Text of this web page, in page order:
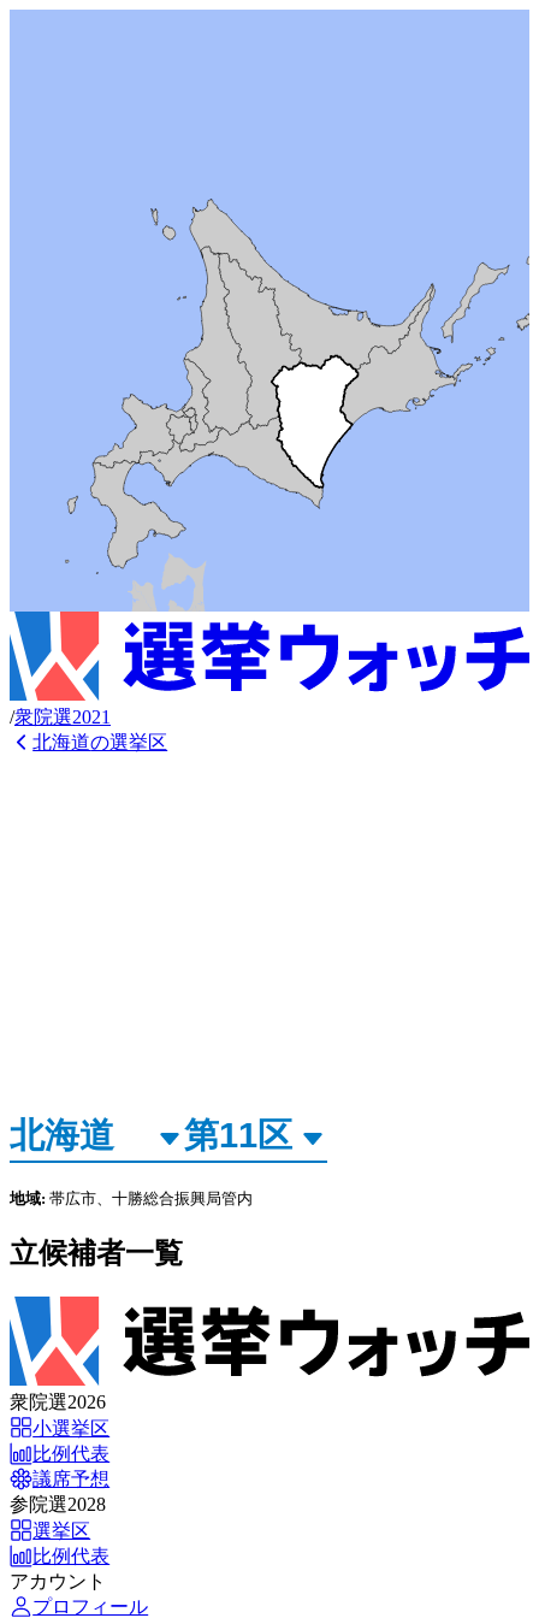
/衆院選2021
北海道の選挙区
地域: 帯広市、十勝総合振興局管内
立候補者一覧
衆院選2026
小選挙区
比例代表
議席予想
参院選2028
選挙区
比例代表
アカウント
プロフィール